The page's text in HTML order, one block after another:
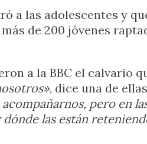
a las adolescentes y
de 200 jóvenes
a la BBC el calvario
, dice una de
pero en
dónde las están